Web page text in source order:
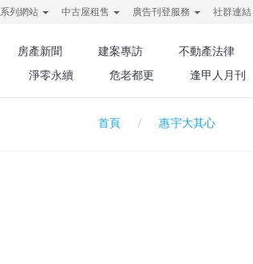
系列網站 中古屋租售 廣告刊登服務 社群連結
房產新聞 建案專訪 不動產法律
淨零永續 危老都更 逢甲人月刊
首頁 惠宇大其心